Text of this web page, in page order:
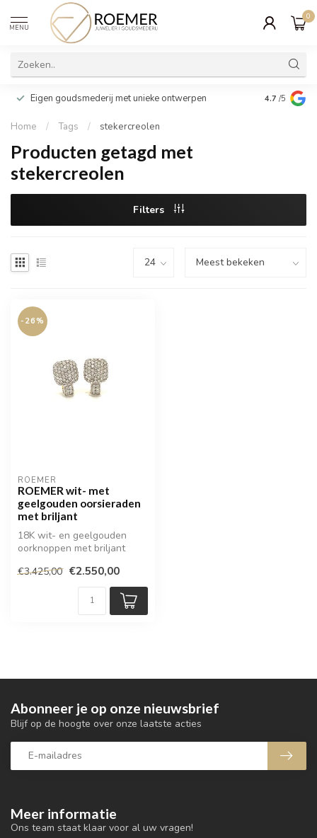
MENU
0
Eigen goudsmederij met unieke ontwerpen Wij
cadeau
4.7 /5
Home / Tags / stekercreolen
Producten getagd met
stekercreolen
Filters
-26%
ROEMER
ROEMER wit- met
geelgouden oorsieraden
met briljant
18K wit- en geelgouden
oorknoppen met briljant
€3.425,00 €2.550,00
Meer informatie
Ons team staat klaar voor al uw vragen!
Abonneer je op onze nieuwsbrief
Blijf op de hoogte over onze laatste acties